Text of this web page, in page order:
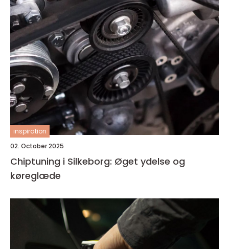
inspiration
02. October 2025
Chiptuning i Silkeborg: Øget ydelse og
køreglæde